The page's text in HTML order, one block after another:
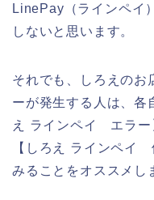
LinePay（ラインペイ
しないと思います。
それでも、しろえのお
ーが発生する人は、各
え ラインペイ エラー
【しろえ ラインペイ
みることをオススメし